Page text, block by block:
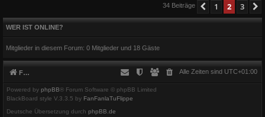
e
34 Beiträge Vorherige
1 2 3
WER IST ONLINE?
Mitglieder in diesem Forum: 0 Mitglieder und 18 Gäste
Foren-Übersicht Alle Zeiten sind UTC+01:00
Powered by phpBB® Forum Software © phpBB Limited
BlackBoard style V.3.3.5 by FanFanlaTuFlippe
Deutsche Übersetzung durch phpBB.de